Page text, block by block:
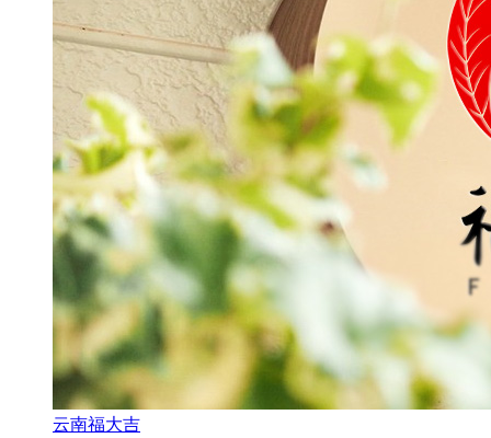
云南福大吉